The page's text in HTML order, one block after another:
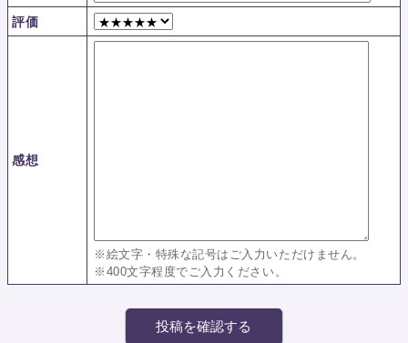
評価
感想
※絵文字・特殊な記号はご入力いただけません。
※400文字程度でご入力ください。